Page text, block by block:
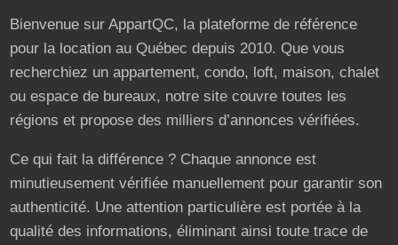
Bienvenue sur AppartQC, la plateforme de référence
pour la location au Québec depuis 2010. Que vous
recherchiez un appartement, condo, loft, maison, chalet
ou espace de bureaux, notre site couvre toutes les
régions et propose des milliers d’annonces vérifiées.
Ce qui fait la différence ? Chaque annonce est
minutieusement vérifiée manuellement pour garantir son
authenticité. Une attention particulière est portée à la
qualité des informations, éliminant ainsi toute trace de